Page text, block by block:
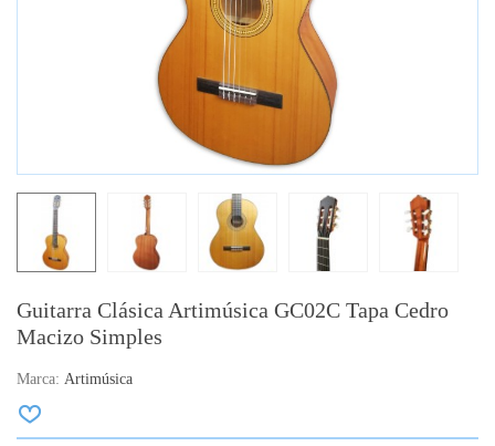
Guitarra Clásica Artimúsica GC02C Tapa Cedro
Macizo Simples
Marca: Artimúsica